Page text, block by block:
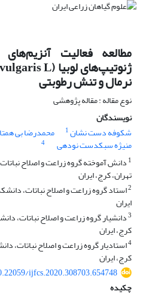
مطالعه فعالیت
نرمال و تنش رطوبتی
نوع مقاله : مقاله پژوهشی
نویسندگان
شکوفه دست نشان1 محمدرضا بی همتا
منیژه سبکدست نودهی
4
1 دانش آموخته گروه زراعت و اصلاح
تهران، کرج، ایران
2استاد گروه زراعت و اصلاح نباتات،
ایران
3دانشیار گروه زراعت و اصلاح نباتات،
کرج، ایران
4استادیار گروه زراعت و اصلاح نباتات،
کرج، ایران
ijfcs.2020.308703.654748
چکیده